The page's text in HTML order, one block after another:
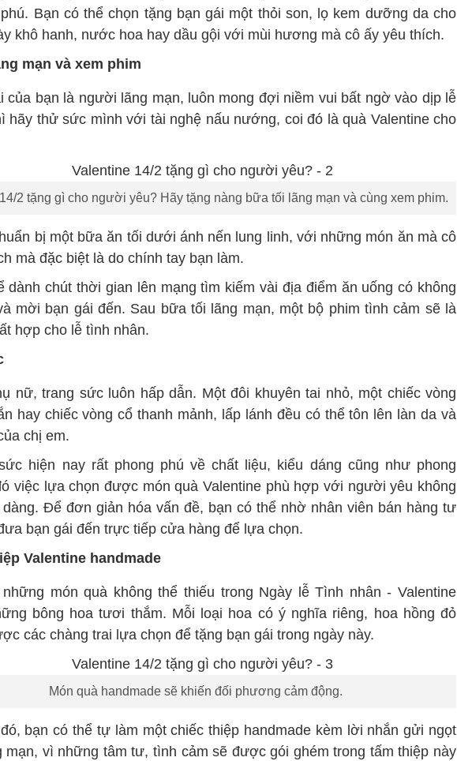
Bạn có thể chọn tặng bạn gái một thỏi son, lọ kem dưỡng da cho
khô hanh, nước hoa hay dầu gội với mùi hương mà cô ấy yêu thích.
mạn và xem phim
của bạn là người lãng mạn, luôn mong đợi niềm vui bất ngờ vào dịp lễ
hãy thử sức mình với tài nghệ nấu nướng, coi đó là quà Valentine cho
2 tặng gì cho người yêu? Hãy tặng nàng bữa tối lãng mạn và cùng xem phim.
bị một bữa ăn tối dưới ánh nến lung linh, với những món ăn mà cô
mà đặc biệt là do chính tay bạn làm.
dành chút thời gian lên mạng tìm kiếm vài địa điểm ăn uống có không
mời bạn gái đến. Sau bữa tối lãng mạn, một bộ phim tình cảm sẽ là
hợp cho lễ tình nhân.
nữ, trang sức luôn hấp dẫn. Một đôi khuyên tai nhỏ, một chiếc vòng
hay chiếc vòng cổ thanh mảnh, lấp lánh đều có thể tôn lên làn da và
chị em.
hiện nay rất phong phú về chất liệu, kiểu dáng cũng như phong
việc lựa chọn được món quà Valentine phù hợp với người yêu không
dàng. Để đơn giản hóa vấn đề, bạn có thể nhờ nhân viên bán hàng tư
bạn gái đến trực tiếp cửa hàng để lựa chọn.
Valentine handmade
món quà không thể thiếu trong Ngày lễ Tình nhân - Valentine
bông hoa tươi thắm. Mỗi loại hoa có ý nghĩa riêng, hoa hồng đỏ
các chàng trai lựa chọn để tặng bạn gái trong ngày này.
Món quà handmade sẽ khiến đối phương cảm động.
bạn có thể tự làm một chiếc thiệp handmade kèm lời nhắn gửi ngọt
mạn, vì những tâm tư, tình cảm sẽ được gói ghém trong tấm thiệp này